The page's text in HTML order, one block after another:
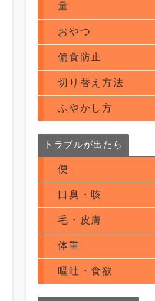
量
おやつ
偏食防止
切り替え方法
ふやかし方
トラブルが出たら
便
口臭・咳
毛・皮膚
体重
嘔吐・食欲